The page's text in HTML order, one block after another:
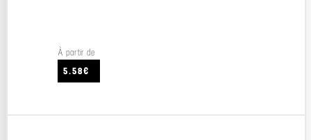
À partir de
5.58€